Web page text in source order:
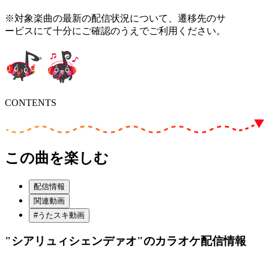
※対象楽曲の最新の配信状況について、遷移先のサ
ービスにて十分にご確認のうえでご利用ください。
CONTENTS
この曲を楽しむ
配信情報
関連動画
#うたスキ動画
"シアリュィシェンデァオ"のカラオケ配信情報